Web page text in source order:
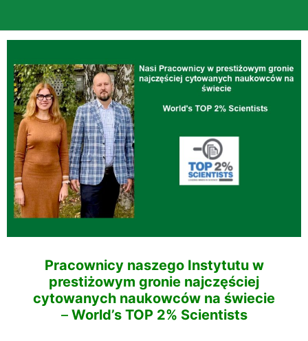
Pracownicy naszego Instytutu w
prestiżowym gronie najczęściej
cytowanych naukowców na świecie
– World’s TOP 2% Scientists